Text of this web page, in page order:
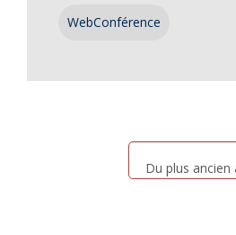
WebConférence
Du plus